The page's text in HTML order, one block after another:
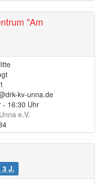
"Am
kv-unna.de
- 16:30 Uhr
e.V.
3 J.